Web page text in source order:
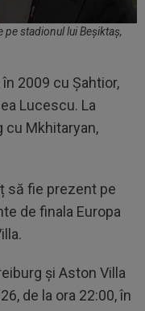
pe stadionul lui Beșiktaș,
în 2009 cu Șahtior,
Lucescu. La
cu Mkhitaryan,
să fie prezent pe
de finala Europa
și Aston Villa
de la ora 22:00, în